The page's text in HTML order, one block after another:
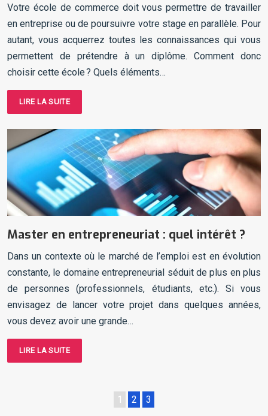
Votre école de commerce doit vous permettre de travailler
en entreprise ou de poursuivre votre stage en parallèle. Pour
autant, vous acquerrez toutes les connaissances qui vous
permettent de prétendre à un diplôme. Comment donc
choisir cette école ? Quels éléments…
LIRE LA SUITE
Master en entrepreneuriat : quel intérêt ?
Dans un contexte où le marché de l’emploi est en évolution
constante, le domaine entrepreneurial séduit de plus en plus
de personnes (professionnels, étudiants, etc.). Si vous
envisagez de lancer votre projet dans quelques années,
vous devez avoir une grande…
LIRE LA SUITE
1 2 3